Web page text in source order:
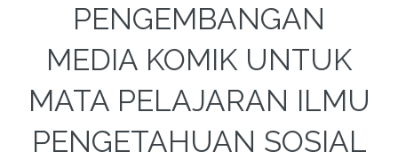
PENGEMBANGAN
MEDIA KOMIK UNTUK
MATA PELAJARAN ILMU
PENGETAHUAN SOSIAL